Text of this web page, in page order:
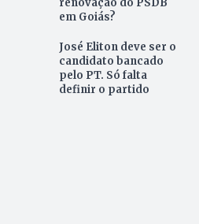
em Goiás?
José Eliton deve ser o
candidato bancado
pelo PT. Só falta
definir o partido